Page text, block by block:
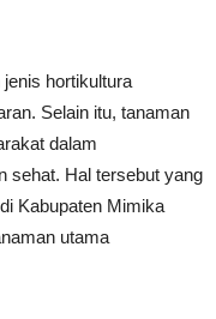
hortikultura
Selain itu, tanaman
dalam
sehat. Hal tersebut yang
Kabupaten Mimika
utama